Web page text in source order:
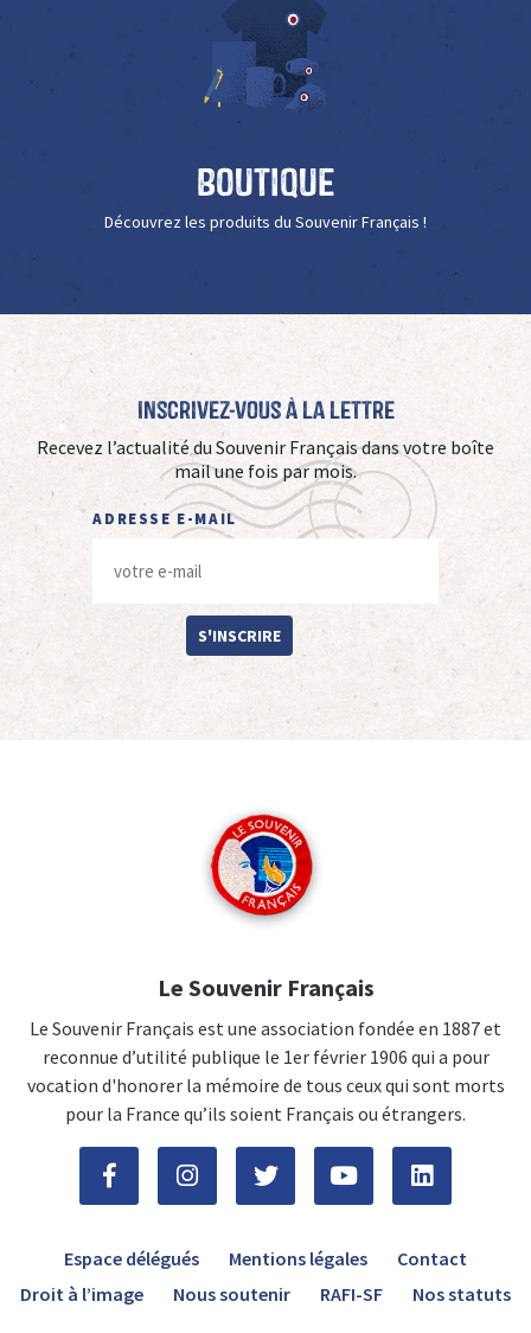
Boutique
Découvrez les produits du Souvenir Français !
Inscrivez-vous à La Lettre
Recevez l’actualité du Souvenir Français dans votre boîte
mail une fois par mois.
ADRESSE E-MAIL
S'INSCRIRE
Le Souvenir Français
Le Souvenir Français est une association fondée en 1887 et
reconnue d’utilité publique le 1er février 1906 qui a pour
vocation d'honorer la mémoire de tous ceux qui sont morts
pour la France qu’ils soient Français ou étrangers.
Espace délégués Mentions légales
Contact
Droit à l’image
Nous soutenir RAFI-SF Nos statuts